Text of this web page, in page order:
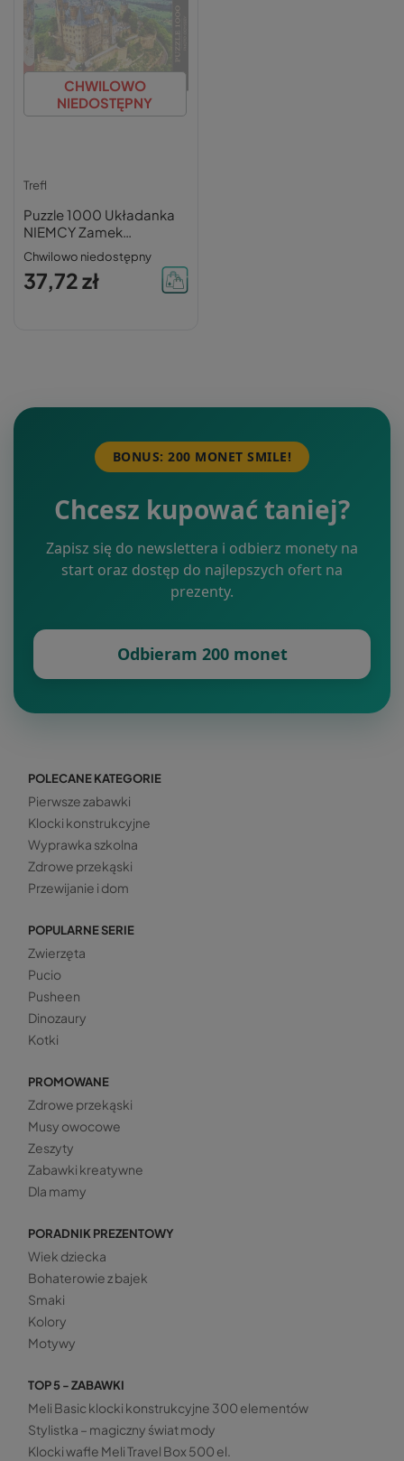
CHWILOWO
NIEDOSTĘPNY
Trefl
Puzzle 1000 Układanka
NIEMCY Zamek
Hohenzollern Krajobraz
Widok 12+ Trefl
Chwilowo niedostępny
37,72 zł
BONUS: 200 MONET SMILE!
Chcesz kupować taniej?
Zapisz się do newslettera i odbierz monety na
start oraz dostęp do najlepszych ofert na
prezenty.
Odbieram 200 monet
POLECANE KATEGORIE
Pierwsze zabawki
Klocki konstrukcyjne
Wyprawka szkolna
Zdrowe przekąski
Przewijanie i dom
POPULARNE SERIE
Zwierzęta
Pucio
Pusheen
Dinozaury
Kotki
PROMOWANE
Zdrowe przekąski
Musy owocowe
Zeszyty
Zabawki kreatywne
Dla mamy
PORADNIK PREZENTOWY
Wiek dziecka
Bohaterowie z bajek
Smaki
Kolory
Motywy
TOP 5 - ZABAWKI
Meli Basic klocki konstrukcyjne 300 elementów
Stylistka – magiczny świat mody
Klocki wafle Meli Travel Box 500 el.